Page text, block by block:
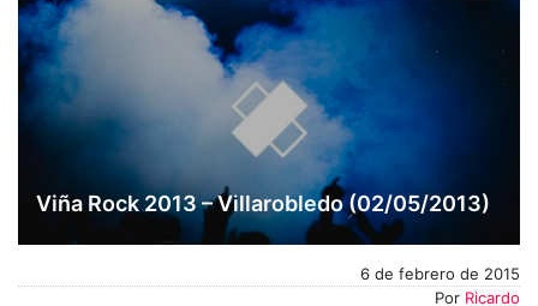
Viña Rock 2013 – Villarobledo (02/05/2013)
6 de febrero de 2015
Por Ricardo